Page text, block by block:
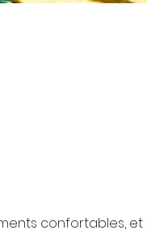
confortables, et